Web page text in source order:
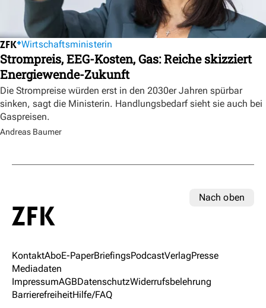
Wirtschaftsministerin
Strompreis, EEG-Kosten, Gas: Reiche skizziert
Energiewende-Zukunft
Die Strompreise würden erst in den 2030er Jahren spürbar
sinken, sagt die Ministerin. Handlungsbedarf sieht sie auch bei
Gaspreisen.
Andreas Baumer
Nach oben
KontaktAboE-PaperBriefingsPodcastVerlagPresse
Mediadaten
ImpressumAGBDatenschutzWiderrufsbelehrung
BarrierefreiheitHilfe/FAQ